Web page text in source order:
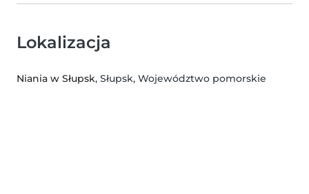
Lokalizacja
Niania w Słupsk, Słupsk, Województwo pomorskie